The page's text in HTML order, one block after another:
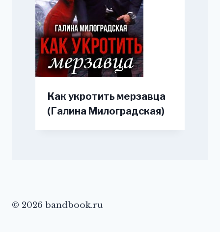
Как укротить мерзавца
(Галина Милоградская)
© 2026 bandbook.ru